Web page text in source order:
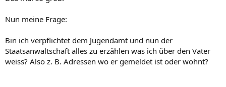
Nun meine Frage:
Bin ich verpflichtet dem Jugendamt und nun der
Staatsanwaltschaft alles zu erzählen was ich über den Vater
weiss? Also z. B. Adressen wo er gemeldet ist oder wohnt?